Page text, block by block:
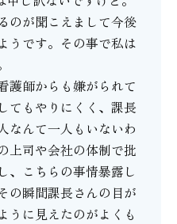
のが聞こえまして今後
うです。その事で私は
護師からも嫌がられて
てもやりにくく、課長
なんて一人もいないわ
上司や会社の体制で批
、こちらの事情暴露し
の瞬間課長さんの目が
うに見えたのがよくも